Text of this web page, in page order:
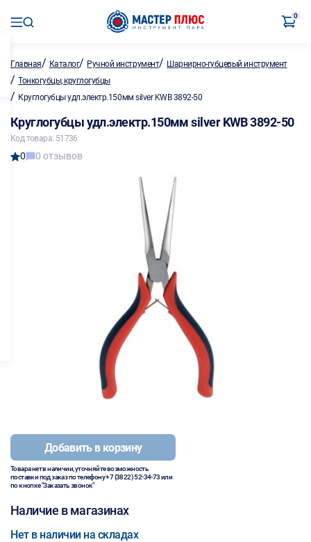
0
Главная/ Каталог/ Ручной инструмент/ Шарнирно-губцевый инструмент
/ Тонкогубцы, круглогубцы
/ Круглогубцы удл.электр.150мм silver KWB 3892-50
Круглогубцы удл.электр.150мм silver KWB 3892-50
Код товара: 51736
0 0 отзывов
Добавить в корзину
Товара нет в наличии, уточняйте возможность
поставки под заказ по телефону+7 (3822) 52-34-73или
по кнопке "Заказать звонок"
Наличие в магазинах
Нет в наличии на складах